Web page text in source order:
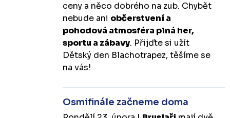
ceny a něco dobrého na zub. Chybět
nebude ani občerstvení a
pohodová atmosféra plná her,
sportu a zábavy. Přijďte si užít
Dětský den Blachotrapez, těšíme se
na vás!
Osmifinále začneme doma